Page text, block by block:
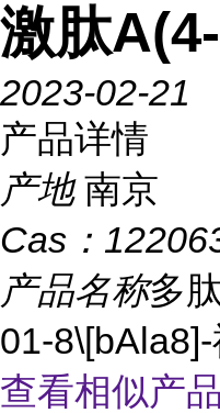
激肽
2023-02-21
产品详情
产地 南京
Cas：
产品名称多
01-
查看相似产